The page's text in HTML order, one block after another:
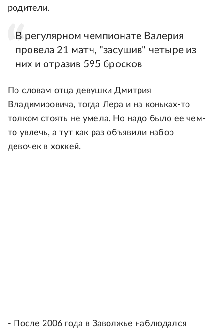
родители.
В регулярном чемпионате Валерия
провела 21 матч, "засушив" четыре из
них и отразив 595 бросков
По словам отца девушки Дмитрия
Владимировича, тогда Лера и на коньках-то
толком стоять не умела. Но надо было ее чем-
то увлечь, а тут как раз объявили набор
девочек в хоккей.
- После 2006 года в Заволжье наблюдался